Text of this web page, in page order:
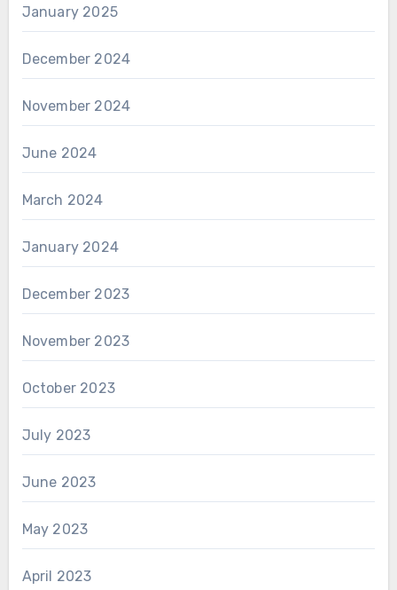
January 2025
December 2024
November 2024
June 2024
March 2024
January 2024
December 2023
November 2023
October 2023
July 2023
June 2023
May 2023
April 2023